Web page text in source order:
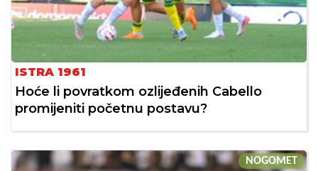
ISTRA 1961
Hoće li povratkom ozlijeđenih Cabello
promijeniti početnu postavu?
NOGOMET